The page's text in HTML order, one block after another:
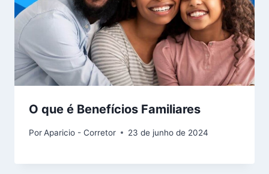
O que é Benefícios Familiares
PorAparicio - Corretor 23 de junho de 2024